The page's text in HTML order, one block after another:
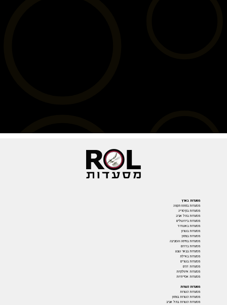
מסעדות בארץ
מסעדות בפתח תקווה
מסעדות בקיסריה
מסעדות בתל אביב
מסעדות בירושלים
מסעדות באשדוד
מסעדות בשרון
מסעדות בצפון
מסעדות בחיפה והסביבה
מסעדות בדרום
מסעדות בבאר שבע
מסעדות באילת
מסעדות בשרים
מסעדות דגים
מסעדות איטלקיות
מסעדות אסייתיות
מסעדות כשרות
מסעדות כשרות
מסעדות כשרות בצפון
מסעדות כשרות בתל אביב